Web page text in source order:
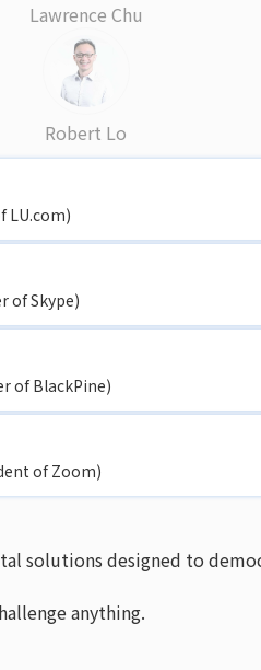
Lawrence Chu
Robert Lo
LU.com)
of Skype)
of BlackPine)
of Zoom)
solutions designed to
anything.